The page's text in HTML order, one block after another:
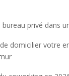
privé dans
domicilier votre